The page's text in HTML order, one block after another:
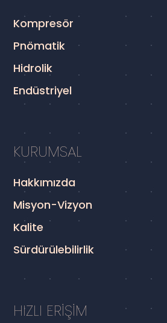
Kompresör
Pnömatik
Hidrolik
Endüstriyel
KURUMSAL
Hakkımızda
Misyon-Vizyon
Kalite
Sürdürülebilirlik
HIZLI ERİŞİM